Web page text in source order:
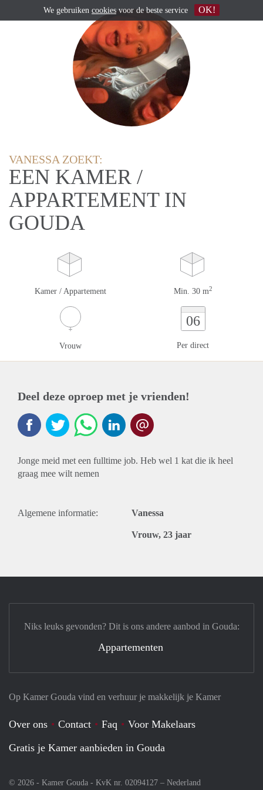
VANESSA ZOEKT:
EEN KAMER /
APPARTEMENT IN
GOUDA
Kamer / Appartement Min. 30 m2
Vrouw
06
Per direct
Deel deze oproep met je vrienden!
Jonge meid met een fulltime job. Heb wel 1 kat die ik heel
graag mee wilt nemen
Algemene informatie: Vanessa
Vrouw, 23 jaar
Op Kamer Gouda vind en verhuur je makkelijk je Kamer
Over ons Contact Faq
Voor Makelaars
Gratis je Kamer aanbieden in Gouda
© 2026 - Kamer Gouda - KvK nr. 02094127 – Nederland
Niks leuks gevonden? Dit is ons andere aanbod in Gouda:
Appartementen
We gebruiken cookies voor de beste service OK!